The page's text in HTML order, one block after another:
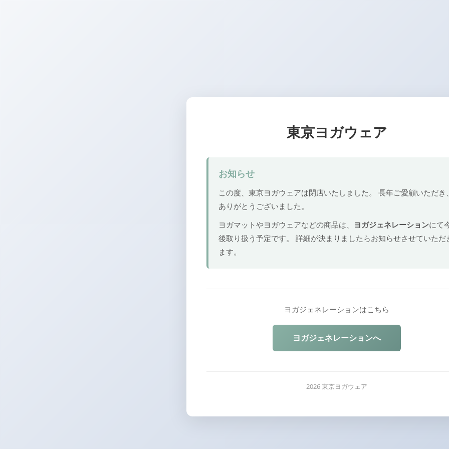
東京ヨガウェア
お知らせ
この度、東京ヨガウェアは閉店いたしました。 長年ご愛顧いただき
ありがとうございました。
ヨガマットやヨガウェアなどの商品は、 ヨガジェネレーションにて
後取り扱う予定です。 詳細が決まりましたらお知らせさせていただ
ます。
ヨガジェネレーションはこちら
ヨガジェネレーションへ
2026 東京ヨガウェア